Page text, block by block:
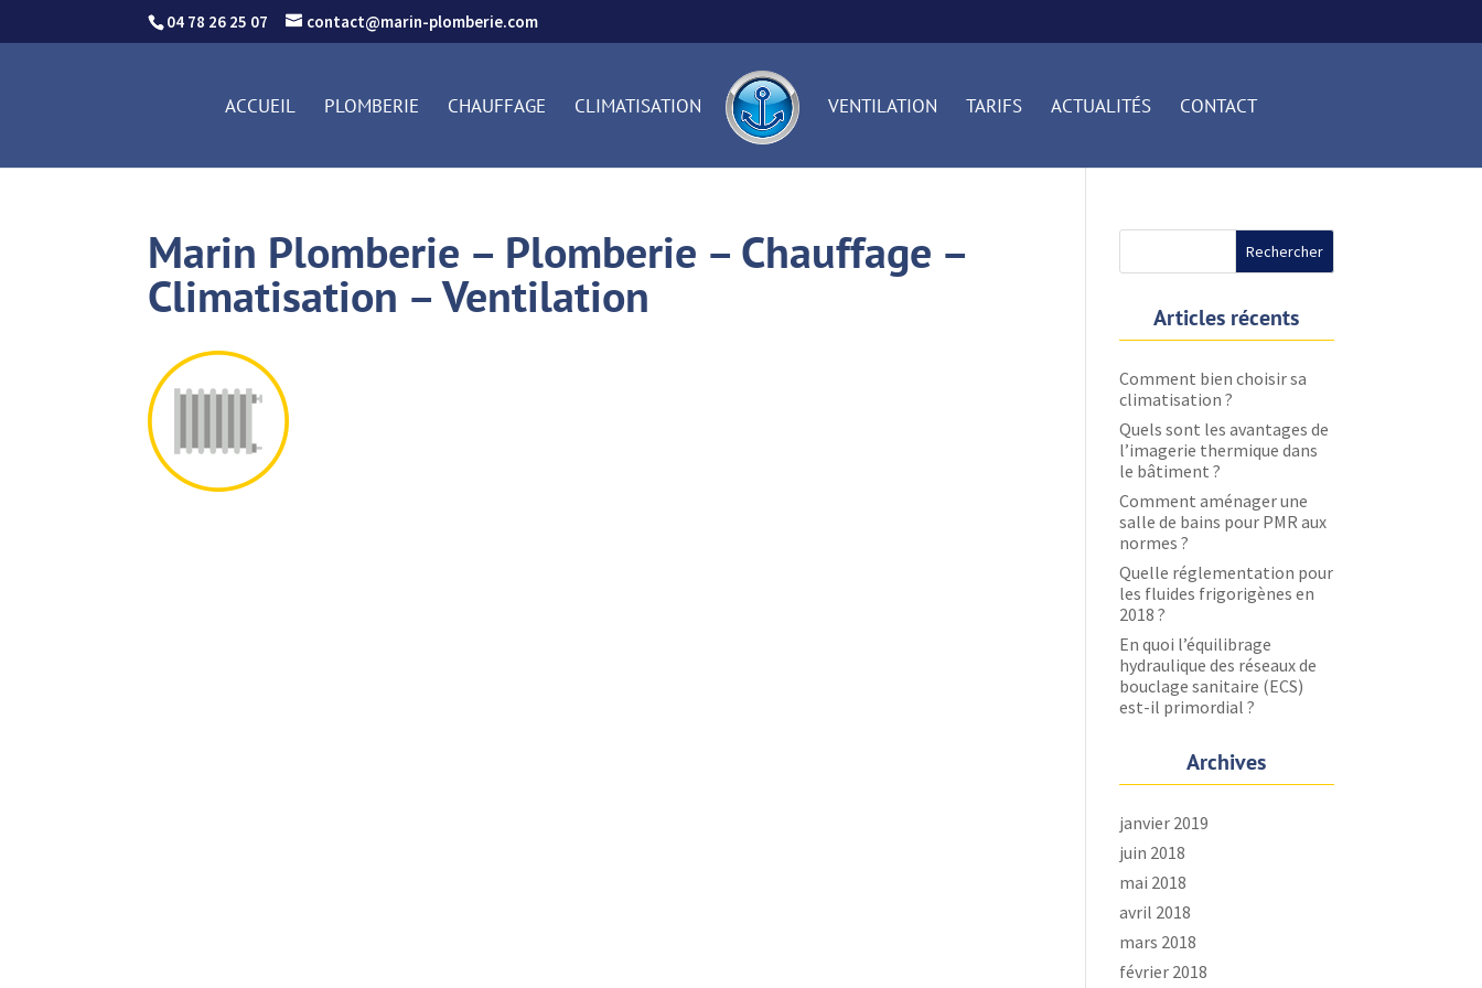
04 78 26 25 07 contact@marin-plomberie.com
ACCUEIL PLOMBERIE CHAUFFAGE CLIMATISATION VENTILATION TARIFS ACTUALITÉS CONTACT
Marin Plomberie – Plomberie – Chauffage –
Climatisation – Ventilation Articles récents
Comment bien choisir sa
climatisation ?
Quels sont les avantages de
l’imagerie thermique dans
le bâtiment ?
Comment aménager une
salle de bains pour PMR aux
normes ?
Quelle réglementation pour
les fluides frigorigènes en
2018 ?
En quoi l’équilibrage
hydraulique des réseaux de
bouclage sanitaire (ECS)
est-il primordial ?
Archives
janvier 2019
juin 2018
mai 2018
avril 2018
mars 2018
février 2018